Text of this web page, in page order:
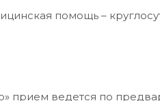
помощь –
прием ведется по